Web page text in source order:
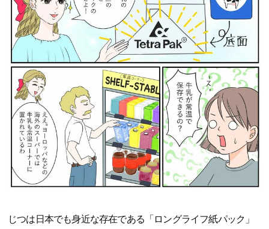
じつは日本でも身近な存在である「ロングライフ紙パック」